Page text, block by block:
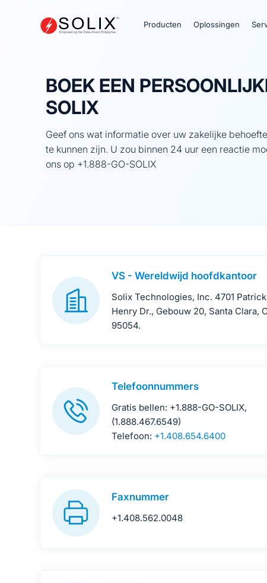
Producten Oplossingen
BOEK EEN
SOLIX
Geef ons wat informatie over uw zakelijke
te kunnen zijn. U zou binnen 24 uur een reactie
ons op +1.888-GO-SOLIX
VS - Wereldwijd hoofdkantoor
Solix Technologies, Inc. 4701 Patrick
Henry Dr., Gebouw 20, Santa Clara,
95054.
Telefoonnummers
Gratis bellen: +1.888-GO-SOLIX,
(1.888.467.6549)
Telefoon: +1.408.654.6400
Faxnummer
+1.408.562.0048